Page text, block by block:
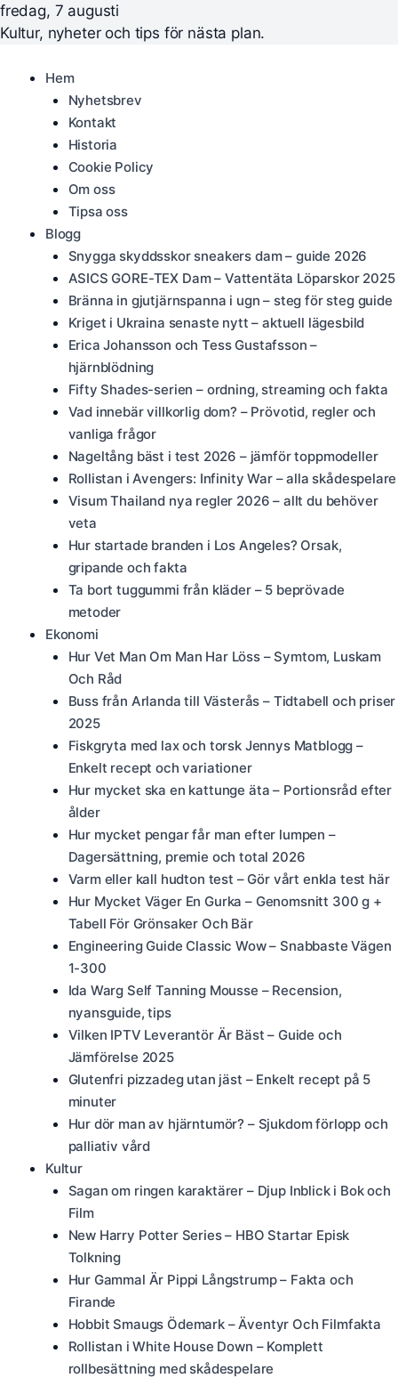
fredag, 7 augusti
Kultur, nyheter och tips för nästa plan.
Hem
Nyhetsbrev
Kontakt
Historia
Cookie Policy
Om oss
Tipsa oss
Blogg
Snygga skyddsskor sneakers dam – guide 2026
ASICS GORE-TEX Dam – Vattentäta Löparskor 2025
Bränna in gjutjärnspanna i ugn – steg för steg guide
Kriget i Ukraina senaste nytt – aktuell lägesbild
Erica Johansson och Tess Gustafsson –
hjärnblödning
Fifty Shades-serien – ordning, streaming och fakta
Vad innebär villkorlig dom? – Prövotid, regler och
vanliga frågor
Nageltång bäst i test 2026 – jämför toppmodeller
Rollistan i Avengers: Infinity War – alla skådespelare
Visum Thailand nya regler 2026 – allt du behöver
veta
Hur startade branden i Los Angeles? Orsak,
gripande och fakta
Ta bort tuggummi från kläder – 5 beprövade
metoder
Ekonomi
Hur Vet Man Om Man Har Löss – Symtom, Luskam
Och Råd
Buss från Arlanda till Västerås – Tidtabell och priser
2025
Fiskgryta med lax och torsk Jennys Matblogg –
Enkelt recept och variationer
Hur mycket ska en kattunge äta – Portionsråd efter
ålder
Hur mycket pengar får man efter lumpen –
Dagersättning, premie och total 2026
Varm eller kall hudton test – Gör vårt enkla test här
Hur Mycket Väger En Gurka – Genomsnitt 300 g +
Tabell För Grönsaker Och Bär
Engineering Guide Classic Wow – Snabbaste Vägen
1-300
Ida Warg Self Tanning Mousse – Recension,
nyansguide, tips
Vilken IPTV Leverantör Är Bäst – Guide och
Jämförelse 2025
Glutenfri pizzadeg utan jäst – Enkelt recept på 5
minuter
Hur dör man av hjärntumör? – Sjukdom förlopp och
palliativ vård
Kultur
Sagan om ringen karaktärer – Djup Inblick i Bok och
Film
New Harry Potter Series – HBO Startar Episk
Tolkning
Hur Gammal Är Pippi Långstrump – Fakta och
Firande
Hobbit Smaugs Ödemark – Äventyr Och Filmfakta
Rollistan i White House Down – Komplett
rollbesättning med skådespelare